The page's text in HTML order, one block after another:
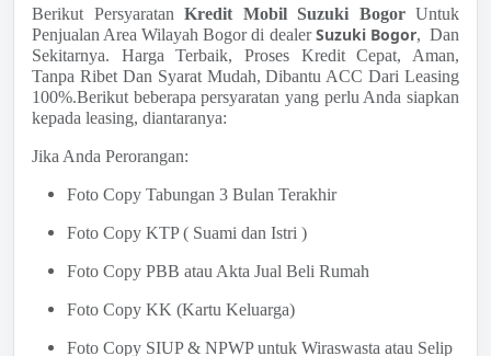
Berikut Persyaratan Kredit Mobil Suzuki Bogor Untuk
Penjualan Area Wilayah Bogor di dealerSuzuki Bogor, Dan
Sekitarnya. Harga Terbaik, Proses Kredit Cepat, Aman,
Tanpa Ribet Dan Syarat Mudah, Dibantu ACC Dari Leasing
100%.Berikut beberapa persyaratan yang perlu Anda siapkan
kepada leasing, diantaranya:
Jika Anda Perorangan:
Foto Copy Tabungan 3 Bulan Terakhir
Foto Copy KTP ( Suami dan Istri )
Foto Copy PBB atau Akta Jual Beli Rumah
Foto Copy KK (Kartu Keluarga)
Foto Copy SIUP & NPWP untuk Wiraswasta atau Selip